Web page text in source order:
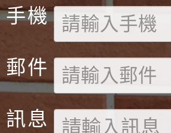
手機
郵件
訊息